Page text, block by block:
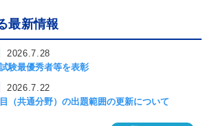
最新情報
2026.7.28
験最優秀者等を表彰
2026.7.22
（共通分野）の出題範囲の更新について